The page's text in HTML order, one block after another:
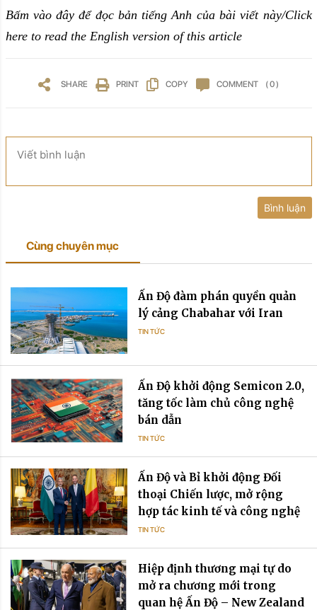
Bấm vào đây để đọc bản tiếng Anh của bài viết này/Click
here to read the English version of this article
SHARE PRINT COPY COMMENT ( 0 )
Viết bình luận
Bình luận
Cùng chuyên mục
Ấn Độ đàm phán quyền quản
lý cảng Chabahar với Iran
TIN TỨC
Ấn Độ khởi động Semicon 2.0,
tăng tốc làm chủ công nghệ
bán dẫn
TIN TỨC
Ấn Độ và Bỉ khởi động Đối
thoại Chiến lược, mở rộng
hợp tác kinh tế và công nghệ
TIN TỨC
Hiệp định thương mại tự do
mở ra chương mới trong
quan hệ Ấn Độ – New Zealand